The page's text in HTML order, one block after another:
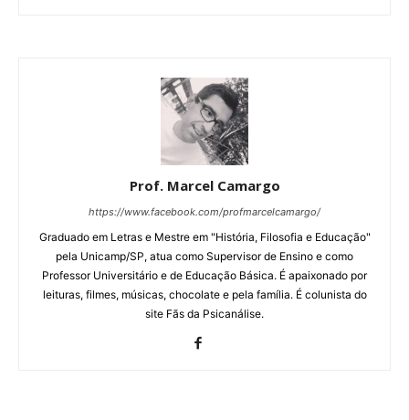
Prof. Marcel Camargo
https://www.facebook.com/profmarcelcamargo/
Graduado em Letras e Mestre em "História, Filosofia e Educação"
pela Unicamp/SP, atua como Supervisor de Ensino e como
Professor Universitário e de Educação Básica. É apaixonado por
leituras, filmes, músicas, chocolate e pela família. É colunista do
site Fãs da Psicanálise.